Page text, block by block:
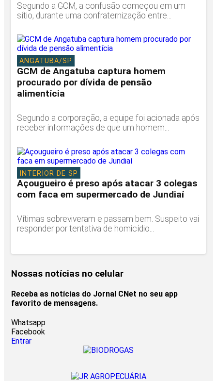
Segundo a GCM, a confusão começou em um
sítio, durante uma confraternização entre...
ANGATUBA/SP
GCM de Angatuba captura homem
procurado por dívida de pensão
alimentícia
Segundo a corporação, a equipe foi acionada após
receber informações de que um homem...
INTERIOR DE SP
Açougueiro é preso após atacar 3 colegas
com faca em supermercado de Jundiaí
Vítimas sobreviveram e passam bem. Suspeito vai
responder por tentativa de homicídio...
Nossas notícias no celular
Receba as notícias do Jornal CNet no seu app
favorito de mensagens.
Whatsapp
Facebook
Entrar